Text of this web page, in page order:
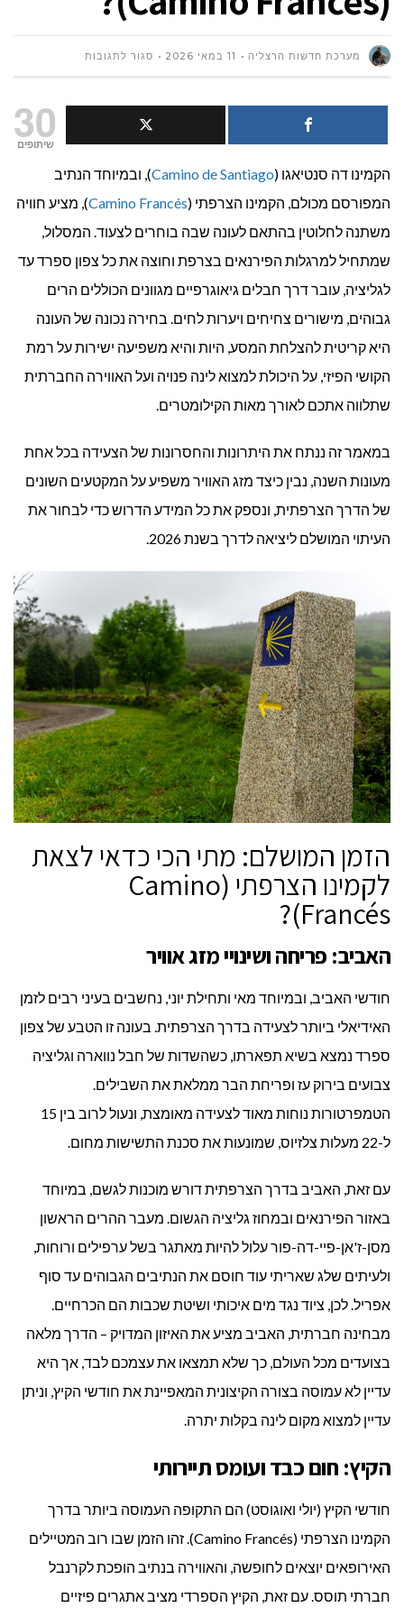
מערכת חדשות הרצליה 11 במאי 2026 סגור לתגובותעל
המושלם:
מתי
הכי
לצאת
הצרפתי
FRANCÉS)?
30
שיתופים
הקמינו דה סנטיאגו (Camino de Santiago), ובמיוחד הנתיב
המפורסם מכולם, הקמינו הצרפתי (Camino Francés), מציע חוויה
משתנה לחלוטין בהתאם לעונה שבה בוחרים לצעוד. המסלול,
שמתחיל למרגלות הפירנאים בצרפת וחוצה את כל צפון ספרד עד
לגליציה, עובר דרך חבלים גיאוגרפיים מגוונים הכוללים הרים
גבוהים, מישורים צחיחים ויערות לחים. בחירה נכונה של העונה
היא קריטית להצלחת המסע, היות והיא משפיעה ישירות על רמת
הקושי הפיזי, על היכולת למצוא לינה פנויה ועל האווירה החברתית
שתלווה אתכם לאורך מאות הקילומטרים.
במאמר זה ננתח את היתרונות והחסרונות של הצעידה בכל אחת
מעונות השנה, נבין כיצד מזג האוויר משפיע על המקטעים השונים
של הדרך הצרפתית, ונספק את כל המידע הדרוש כדי לבחור את
העיתוי המושלם ליציאה לדרך בשנת 2026.
הזמן המושלם: מתי הכי כדאי לצאת
לקמינו הצרפתי (Camino
Francés)?
האביב: פריחה ושינויי מזג אוויר
חודשי האביב, ובמיוחד מאי ותחילת יוני, נחשבים בעיני רבים לזמן
האידיאלי ביותר לצעידה בדרך הצרפתית. בעונה זו הטבע של צפון
ספרד נמצא בשיא תפארתו, כשהשדות של חבל נווארה וגליציה
צבועים בירוק עז ופריחת הבר ממלאת את השבילים.
הטמפרטורות נוחות מאוד לצעידה מאומצת, ונעול לרוב בין 15
ל-22 מעלות צלזיוס, שמונעות את סכנת התשישות מחום.
עם זאת, האביב בדרך הצרפתית דורש מוכנות לגשם, במיוחד
באזור הפירנאים ובמחוז גליציה הגשום. מעבר ההרים הראשון
מסן-ז'אן-פיי-דה-פור עלול להיות מאתגר בשל ערפילים ורוחות,
ולעיתים שלג שאריתי עוד חוסם את הנתיבים הגבוהים עד סוף
אפריל. לכן, ציוד נגד מים איכותי ושיטת שכבות הם הכרחיים.
מבחינה חברתית, האביב מציע את האיזון המדויק – הדרך מלאה
בצועדים מכל העולם, כך שלא תמצאו את עצמכם לבד, אך היא
עדיין לא עמוסה בצורה הקיצונית המאפיינת את חודשי הקיץ, וניתן
עדיין למצוא מקום לינה בקלות יתרה.
הקיץ: חום כבד ועומס תיירותי
חודשי הקיץ (יולי ואוגוסט) הם התקופה העמוסה ביותר בדרך
הקמינו הצרפתי (Camino Francés). זהו הזמן שבו רוב המטיילים
האירופאים יוצאים לחופשה, והאווירה בנתיב הופכת לקרנבל
חברתי תוסס. עם זאת, הקיץ הספרדי מציב אתגרים פיזיים